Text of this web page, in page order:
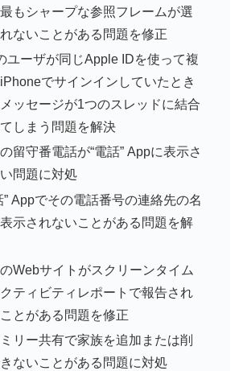
もシャープな参照フレームが選
ないことがある問題を修正
ユーザが同じApple IDを使って複
でサインインしていたとき
ッセージが1つのスレッドに結合
しまう問題を解決
留守番電話が“電話” Appに表示さ
問題に対処
” Appでその電話番号の連絡先の名
示されないことがある問題を解
Webサイトがスクリーンタイム
ティビティレポートで報告され
とがある問題を修正
リー共有で家族を追加または削
ないことがある問題に対処